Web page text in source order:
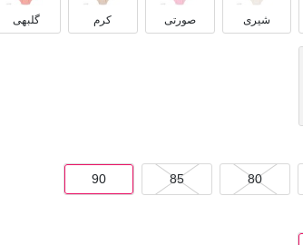
شیری صورتی کرم گلبهی
80
85
90